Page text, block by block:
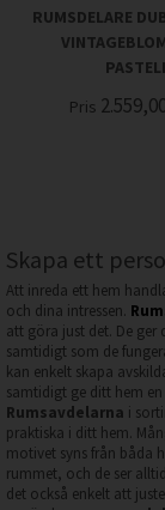
RUMSDELARE
Pris
Skapa ett
Att inreda ett hem
och dina intressen.
att göra just det. De
samtidigt som de
kan enkelt skapa
samtidigt ge ditt hem
Rumsavdelarna i
praktiska i ditt hem.
motivet syns från båda
rummet, och de ser
det också enkelt att